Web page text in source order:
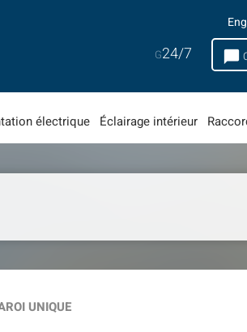
G24/7 chat_bubble
électrique Éclairage intérieur
UNIQUE